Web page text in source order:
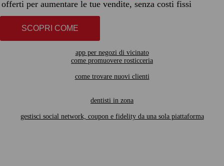
offerti per aumentare le tue vendite, senza costi fissi
SCOPRI COME
app per negozi di vicinato
come promuovere rosticceria
come trovare nuovi clienti
dentisti in zona
gestisci social network, coupon e fidelity da una sola piattaforma